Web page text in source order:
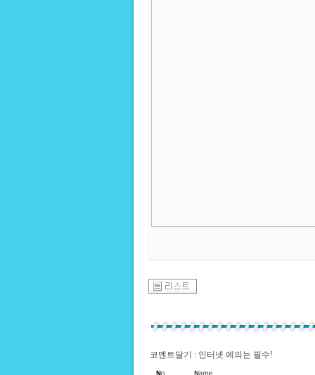
코멘트달기 : 인터넷 예의는 필수!